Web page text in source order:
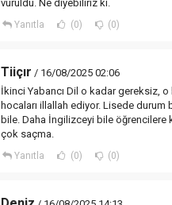
vuruldu. Ne diyebiliriz ki.
Yanıtla (0) (0)
Tiiçır / 16/08/2025 02:06
İkinci Yabancı Dil o kadar gereksiz,
hocaları illallah ediyor. Lisede
bile. Daha İngilizceyi bile öğrencilere
çok saçma.
Yanıtla (0) (0)